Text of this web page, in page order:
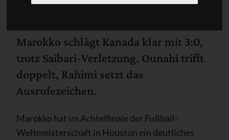
Marokko schlägt Kanada klar mit 3:0,
trotz Saibari-Verletzung. Ounahi trifft
doppelt, Rahimi setzt das
Ausrufezeichen.
Marokko hat im Achtelfinale der Fußball-
Weltmeisterschaft in Houston ein deutliches